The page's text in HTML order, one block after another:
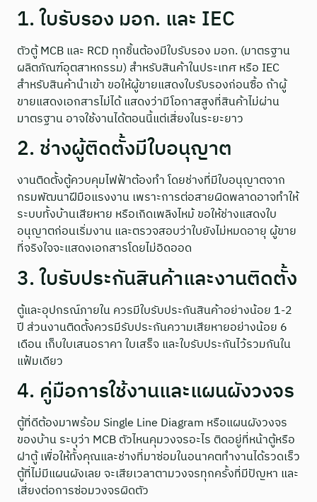
1. ใบรับรอง มอก. และ IEC
ตัวตู้ MCB และ RCD ทุกชิ้นต้องมีใบรับรอง มอก. (มาตรฐาน
ผลิตภัณฑ์อุตสาหกรรม) สำหรับสินค้าในประเทศ หรือ IEC
สำหรับสินค้านำเข้า ขอให้ผู้ขายแสดงใบรับรองก่อนซื้อ ถ้าผู้
ขายแสดงเอกสารไม่ได้ แสดงว่ามีโอกาสสูงที่สินค้าไม่ผ่าน
มาตรฐาน อาจใช้งานได้ตอนนี้แต่เสี่ยงในระยะยาว
2. ช่างผู้ติดตั้งมีใบอนุญาต
งานติดตั้งตู้ควบคุมไฟฟ้าต้องทำ โดยช่างที่มีใบอนุญาตจาก
กรมพัฒนาฝีมือแรงงาน เพราะการต่อสายผิดพลาดอาจทำให้
ระบบทั้งบ้านเสียหาย หรือเกิดเพลิงไหม้ ขอให้ช่างแสดงใบ
อนุญาตก่อนเริ่มงาน และตรวจสอบว่าใบยังไม่หมดอายุ ผู้ขาย
ที่จริงใจจะแสดงเอกสารโดยไม่อิดออด
3. ใบรับประกันสินค้าและงานติดตั้ง
ตู้และอุปกรณ์ภายใน ควรมีใบรับประกันสินค้าอย่างน้อย 1-2
ปี ส่วนงานติดตั้งควรมีรับประกันความเสียหายอย่างน้อย 6
เดือน เก็บใบเสนอราคา ใบเสร็จ และใบรับประกันไว้รวมกันใน
แฟ้มเดียว
4. คู่มือการใช้งานและแผนผังวงจร
ตู้ที่ดีต้องมาพร้อม Single Line Diagram หรือแผนผังวงจร
ของบ้าน ระบุว่า MCB ตัวไหนคุมวงจรอะไร ติดอยู่ที่หน้าตู้หรือ
ฝาตู้ เพื่อให้ทั้งคุณและช่างที่มาซ่อมในอนาคตทำงานได้รวดเร็ว
ตู้ที่ไม่มีแผนผังเลย จะเสียเวลาตามวงจรทุกครั้งที่มีปัญหา และ
เสี่ยงต่อการซ่อมวงจรผิดตัว